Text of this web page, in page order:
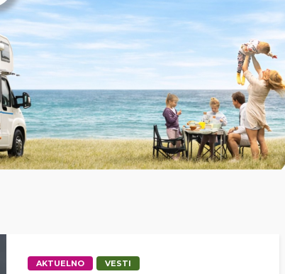
AKTUELNO VESTI